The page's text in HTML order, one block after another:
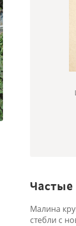
Малина
стебли с